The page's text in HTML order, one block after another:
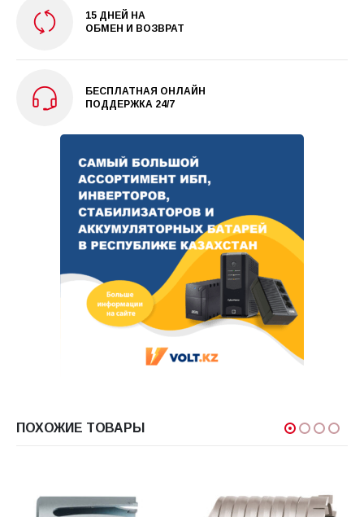
15 ДНЕЙ НА
ОБМЕН И ВОЗВРАТ
БЕСПЛАТНАЯ ОНЛАЙН
ПОДДЕРЖКА 24/7
ПОХОЖИЕ ТОВАРЫ